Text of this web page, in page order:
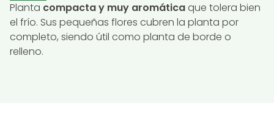
Planta compacta y muy aromáticaque tolera bien
el frío. Sus pequeñas flores cubren la planta por
completo, siendo útil como planta de borde o
relleno.